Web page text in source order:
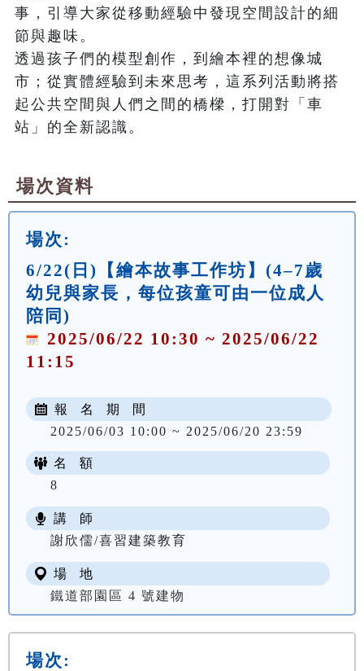
事，引導大家從移動經驗中發現空間設計的細
節與趣味。
透過孩子們的模型創作，到繪本裡的想像城
市；從實體經驗到未來思考，這系列活動將搭
起公共空間與人們之間的橋樑，打開對「車
場次資料
場次:
6/22(日)【繪本故事工作坊】(4–7歲
幼兒與家長，每位孩童可由一位成人
陪同)
2025/06/22 10:30 ~ 2025/06/22
11:15
報 名 期 間
2025/06/03 10:00 ~ 2025/06/20 23:59
名 額
8
講 師
謝欣儒/喜習建築教育
場 地
鐵道部園區 4 號建物
場次: